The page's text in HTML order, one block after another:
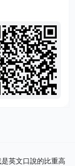
英文口說的比重高